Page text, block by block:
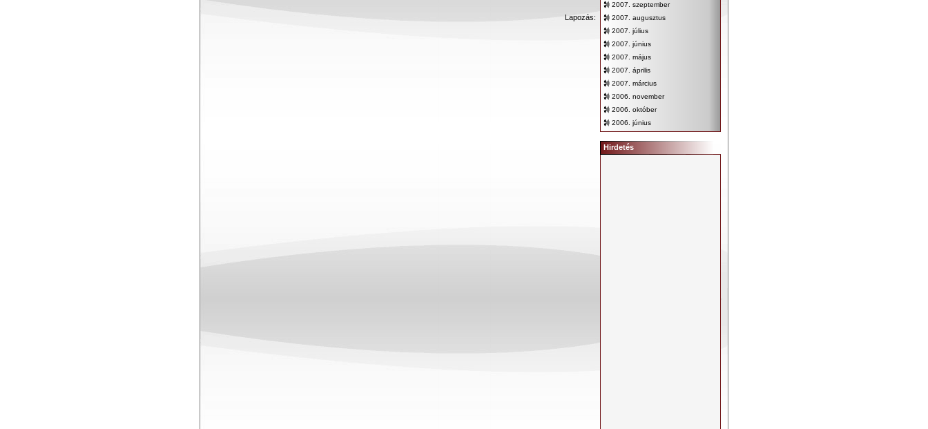
Lapozás:
2007. szeptember
2007. augusztus
2007. július
2007. június
2007. május
2007. április
2007. március
2006. november
2006. október
2006. június
Hirdetés